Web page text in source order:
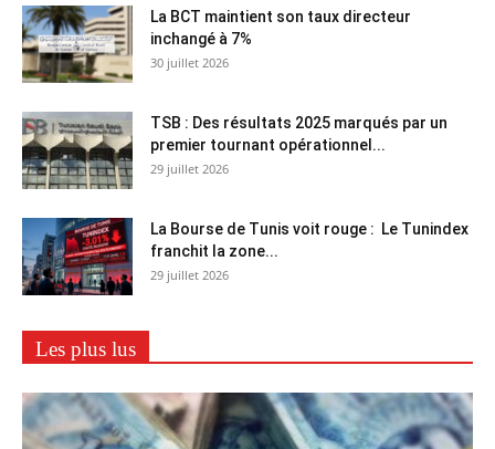
La BCT maintient son taux directeur
inchangé à 7%
30 juillet 2026
TSB : Des résultats 2025 marqués par un
premier tournant opérationnel...
29 juillet 2026
La Bourse de Tunis voit rouge : Le Tunindex
franchit la zone...
29 juillet 2026
Les plus lus